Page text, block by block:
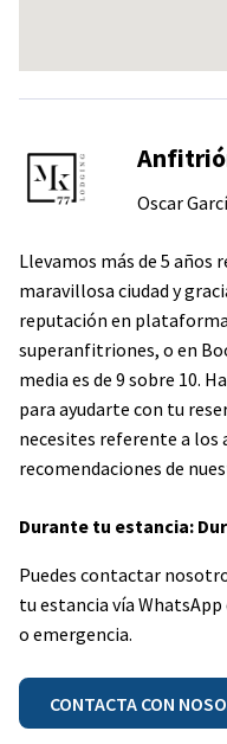
Oscar
Llevamos más de 5 años
maravillosa ciudad y
reputación en
superanfitriones, o en
media es de 9 sobre 10.
para ayudarte con tu
necesites referente a
recomendaciones de
Durante tu estancia:
Puedes contactar
tu estancia vía
o emergencia.
CONTACTA CON